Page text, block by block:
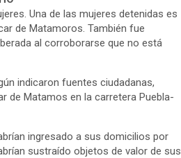
Una de las mujeres detenidas es
de Matamoros. También fue
al corroborarse que no está
indicaron fuentes ciudadanas,
de Matamos en la carretera Puebla-
ingresado a sus domicilios por
sustraído objetos de valor de sus